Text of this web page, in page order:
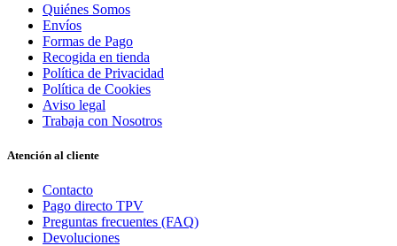
Quiénes Somos
Envíos
Formas de Pago
Recogida en tienda
Política de Privacidad
Política de Cookies
Aviso legal
Trabaja con Nosotros
Atención al cliente
Contacto
Pago directo TPV
Preguntas frecuentes (FAQ)
Devoluciones